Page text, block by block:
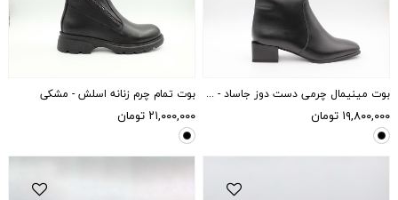
بوت مینیمال چرمی دست دوز جاساد - مشکی
۱۹,۸۰۰,۰۰۰ تومان
بوت تمام چرم زنانه اسلش - مشکی
۲۱,۰۰۰,۰۰۰ تومان